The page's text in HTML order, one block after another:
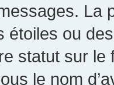
La
étoiles ou
statut sur
le nom